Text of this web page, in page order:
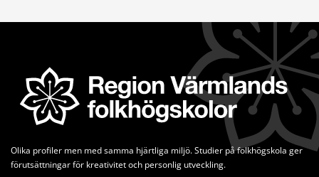
Olika profiler men med samma hjärtliga miljö. Studier på folkhögskola ger
förutsättningar för kreativitet och personlig utveckling.